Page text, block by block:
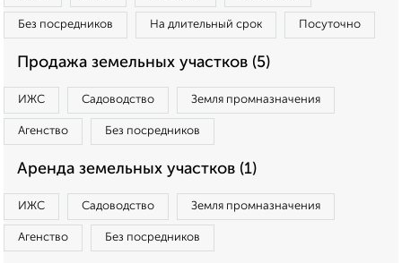
Без посредников На длительный срок Посуточно
Продажа земельных участков (5)
ИЖС Садоводство Земля промназначения
Агенство Без посредников
Аренда земельных участков (1)
ИЖС Садоводство Земля промназначения
Агенство Без посредников